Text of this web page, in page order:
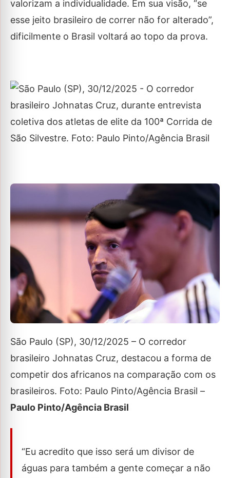
valorizam a individualidade. Em sua visão, “se
esse jeito brasileiro de correr não for alterado”,
dificilmente o Brasil voltará ao topo da prova.
São Paulo (SP), 30/12/2025 – O corredor
brasileiro Johnatas Cruz, destacou a forma de
competir dos africanos na comparação com os
brasileiros. Foto: Paulo Pinto/Agência Brasil –
Paulo Pinto/Agência Brasil
“Eu acredito que isso será um divisor de
águas para também a gente começar a não